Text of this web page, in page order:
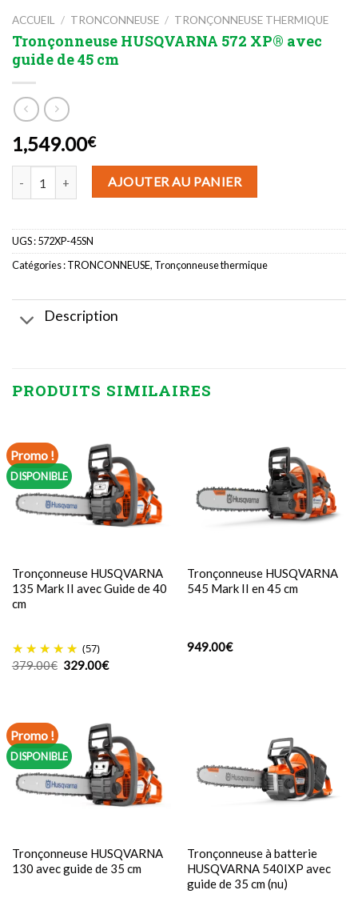
ACCUEIL / TRONCONNEUSE / TRONÇONNEUSE THERMIQUE
Tronçonneuse HUSQVARNA 572 XP® avec
guide de 45 cm
1,549.00€
AJOUTER AU PANIER
UGS :572XP-45SN
Catégories :TRONCONNEUSE, Tronçonneuse thermique
Description
PRODUITS SIMILAIRES
Promo !
DISPONIBLE
Tronçonneuse HUSQVARNA
135 Mark II avec Guide de 40
cm
(57)
379.00€ Le
prix
329.00€Le
prix
Tronçonneuse HUSQVARNA
545 Mark II en 45 cm
949.00€
Promo !
DISPONIBLE
Tronçonneuse HUSQVARNA
130 avec guide de 35 cm
Tronçonneuse à batterie
HUSQVARNA 540IXP avec
guide de 35 cm (nu)